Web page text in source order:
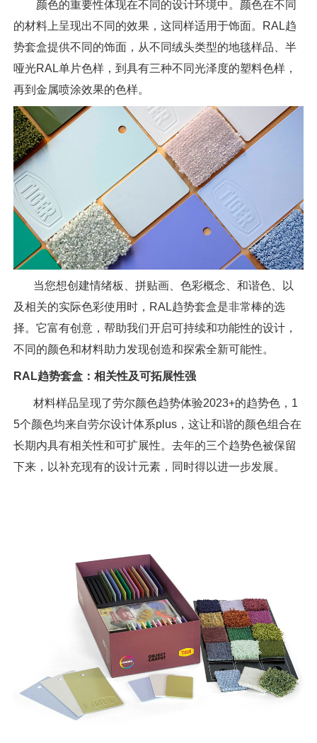
颜色的重要性体现在不同的设计环境中。颜色在不同
的材料上呈现出不同的效果，这同样适用于饰面。RAL趋
势套盒提供不同的饰面，从不同绒头类型的地毯样品、半
哑光RAL单片色样，到具有三种不同光泽度的塑料色样，
再到金属喷涂效果的色样。
当您想创建情绪板、拼贴画、色彩概念、和谐色、以
及相关的实际色彩使用时，RAL趋势套盒是非常棒的选
择。它富有创意，帮助我们开启可持续和功能性的设计，
不同的颜色和材料助力发现创造和探索全新可能性。
RAL趋势套盒：相关性及可拓展性强
材料样品呈现了劳尔颜色趋势体验2023+的趋势色，1
5个颜色均来自劳尔设计体系plus，这让和谐的颜色组合在
长期内具有相关性和可扩展性。去年的三个趋势色被保留
下来，以补充现有的设计元素，同时得以进一步发展。